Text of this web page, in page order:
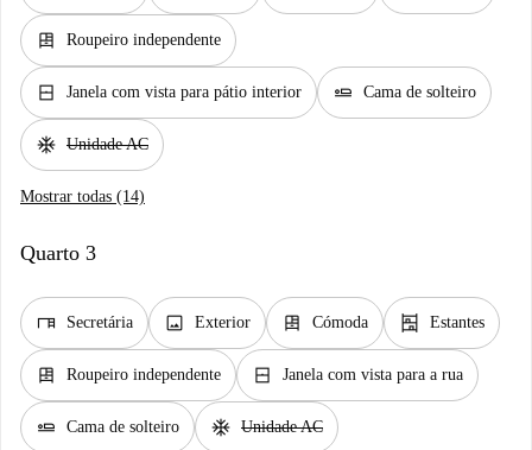
dresser Roupeiro independente
window_closed Janela com vista para pátio interior airline_seat_flat Cama de solteiro
ac_unit Unidade AC
Mostrar todas (14)
Quarto 3
desk Secretária image Exterior dresser Cómoda shelves Estantes
dresser Roupeiro independente window_closed Janela com vista para a rua
airline_seat_flat Cama de solteiro ac_unit Unidade AC